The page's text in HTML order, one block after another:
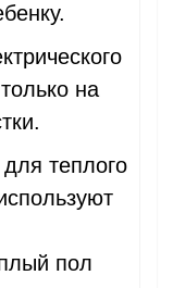
на
теплого
пол